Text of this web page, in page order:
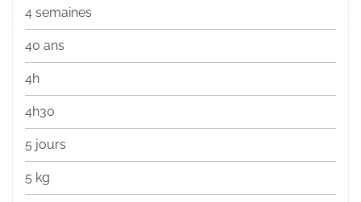
4 semaines
40 ans
4h
4h30
5 jours
5 kg